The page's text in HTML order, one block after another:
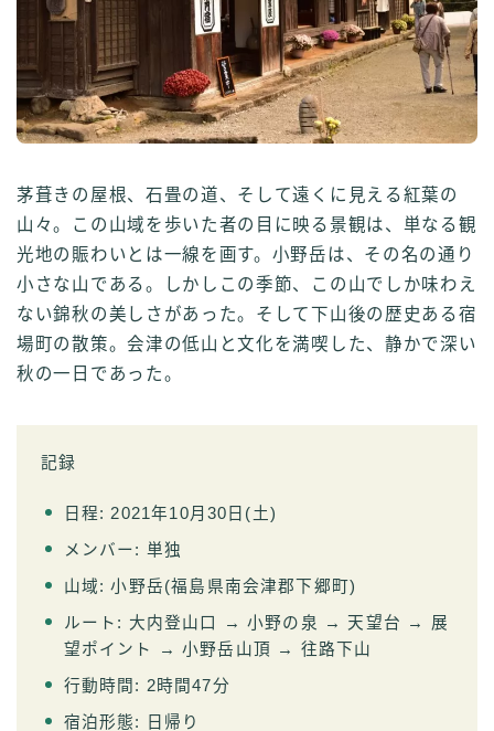
茅葺きの屋根、石畳の道、そして遠くに見える紅葉の
山々。この山域を歩いた者の目に映る景観は、単なる観
光地の賑わいとは一線を画す。小野岳は、その名の通り
小さな山である。しかしこの季節、この山でしか味わえ
ない錦秋の美しさがあった。そして下山後の歴史ある宿
場町の散策。会津の低山と文化を満喫した、静かで深い
秋の一日であった。
記録
日程: 2021年10月30日(土)
メンバー: 単独
山域: 小野岳(福島県南会津郡下郷町)
ルート: 大内登山口 → 小野の泉 → 天望台 → 展
望ポイント → 小野岳山頂 → 往路下山
行動時間: 2時間47分
宿泊形態: 日帰り